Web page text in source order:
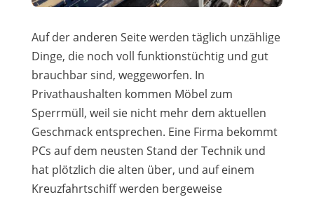
Auf der anderen Seite werden täglich unzählige
Dinge, die noch voll funktionstüchtig und gut
brauchbar sind, weggeworfen. In
Privathaushalten kommen Möbel zum
Sperrmüll, weil sie nicht mehr dem aktuellen
Geschmack entsprechen. Eine Firma bekommt
PCs auf dem neusten Stand der Technik und
hat plötzlich die alten über, und auf einem
Kreuzfahrtschiff werden bergeweise